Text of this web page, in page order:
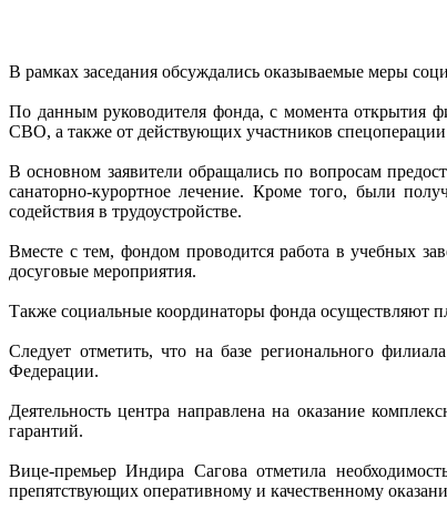
В рамках заседания обсуждались оказываемые меры
По данным руководителя фонда, с момента открытия
СВО, а также от действующих участников
В основном заявители обращались по вопросам
санаторно-курортное лечение. Кроме того, были
содействия в трудоустройстве.
Вместе с тем, фондом проводится работа в учебных
досуговые мероприятия.
Также социальные координаторы фонда осуществляют
Следует отметить, что на базе регионального
Федерации.
Деятельность центра направлена на оказание
гарантий.
Вице-премьер Индира Сагова отметила
препятствующих оперативному и качественному